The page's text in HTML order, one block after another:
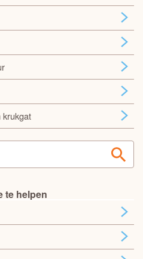
krukgat
te helpen